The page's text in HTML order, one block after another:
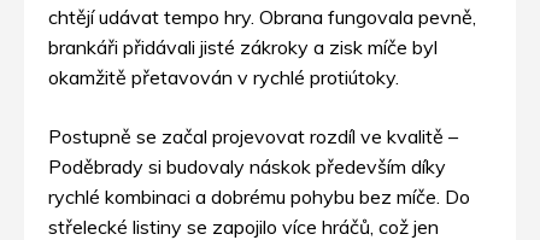
chtějí udávat tempo hry. Obrana fungovala pevně,
brankáři přidávali jisté zákroky a zisk míče byl
okamžitě přetavován v rychlé protiútoky.
Postupně se začal projevovat rozdíl ve kvalitě –
Poděbrady si budovaly náskok především díky
rychlé kombinaci a dobrému pohybu bez míče. Do
střelecké listiny se zapojilo více hráčů, což jen